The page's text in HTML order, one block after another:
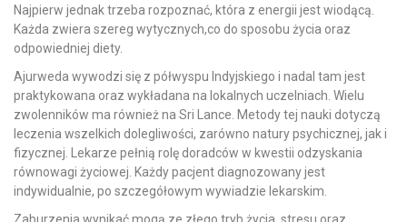
Najpierw jednak trzeba rozpoznać, która z energii jest wiodącą.
Każda zwiera szereg wytycznych,co do sposobu życia oraz
odpowiedniej diety.
Ajurweda wywodzi się z półwyspu Indyjskiego i nadal tam jest
praktykowana oraz wykładana na lokalnych uczelniach. Wielu
zwolenników ma również na Sri Lance. Metody tej nauki dotyczą
leczenia wszelkich dolegliwości, zarówno natury psychicznej, jak i
fizycznej. Lekarze pełnią rolę doradców w kwestii odzyskania
równowagi życiowej. Każdy pacjent diagnozowany jest
indywidualnie, po szczegółowym wywiadzie lekarskim.